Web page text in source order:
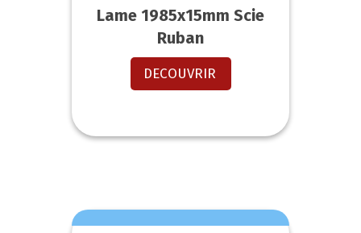
Lame 1985x15mm Scie
Ruban
DECOUVRIR